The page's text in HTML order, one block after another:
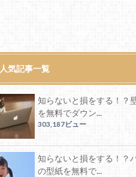
人気記事一覧
知らないと損をする！？
を無料でダウン...
303,187ビュー
知らないと損をする！？
の型紙を無料で...